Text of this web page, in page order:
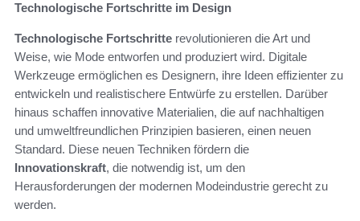
Technologische Fortschritte im Design
Technologische Fortschritte revolutionieren die Art und
Weise, wie Mode entworfen und produziert wird. Digitale
Werkzeuge ermöglichen es Designern, ihre Ideen effizienter zu
entwickeln und realistischere Entwürfe zu erstellen. Darüber
hinaus schaffen innovative Materialien, die auf nachhaltigen
und umweltfreundlichen Prinzipien basieren, einen neuen
Standard. Diese neuen Techniken fördern die
Innovationskraft, die notwendig ist, um den
Herausforderungen der modernen Modeindustrie gerecht zu
werden.